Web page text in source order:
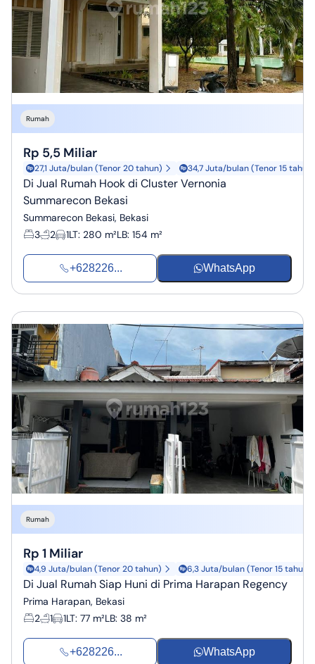
Rumah
Rp 5,5 Miliar
27,1 Juta/bulan (Tenor 20 tahun) 34,7 Juta/bulan (Tenor 15 tahun)
Di Jual Rumah Hook di Cluster Vernonia
Summarecon Bekasi
Summarecon Bekasi, Bekasi
3
2 1LT: 280 m²LB: 154 m²
+628226... WhatsApp
Rumah
Rp 1 Miliar
4,9 Juta/bulan (Tenor 20 tahun) 6,3 Juta/bulan (Tenor 15 tahun)
Di Jual Rumah Siap Huni di Prima Harapan Regency
Prima Harapan, Bekasi
2
1 1LT: 77 m²LB: 38 m²
+628226... WhatsApp